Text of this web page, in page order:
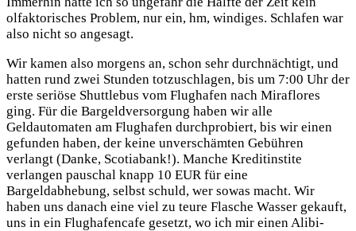
olfaktorisches Problem, nur ein, hm, windiges. Schlafen war
also nicht so angesagt.
Wir kamen also morgens an, schon sehr durchnächtigt, und
hatten rund zwei Stunden totzuschlagen, bis um 7:00 Uhr der
erste seriöse Shuttlebus vom Flughafen nach Miraflores
ging. Für die Bargeldversorgung haben wir alle
Geldautomaten am Flughafen durchprobiert, bis wir einen
gefunden haben, der keine unverschämten Gebühren
verlangt (Danke, Scotiabank!). Manche Kreditinstite
verlangen pauschal knapp 10 EUR für eine
Bargeldabhebung, selbst schuld, wer sowas macht. Wir
haben uns danach eine viel zu teure Flasche Wasser gekauft,
uns in ein Flughafencafe gesetzt, wo ich mir einen Alibi-